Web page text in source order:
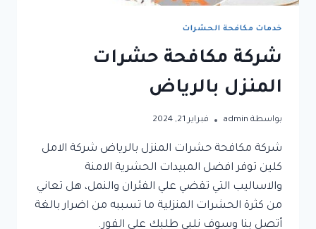
خدمات مكافحة الحشرات
شركة مكافحة حشرات
المنزل بالرياض
بواسطة admin فبراير 21, 2024
شركة مكافحة حشرات المنزل بالرياض شركة الامل
كلين توفر افضل المبيدات الحشرية الامنة
والاساليب التي تقضي علي الفئران والنمل، هل تعاني
من كثرة الحشرات المنزلية ما تسببه من اضرار بالغة
أتصل بنا وسوف نلبي طلبك على الفور.